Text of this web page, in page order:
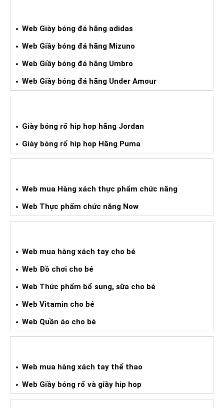
Web Giày bóng đá hãng adidas
Web Giầy bóng đá hãng Mizuno
Web Giầy bóng đá hãng Umbro
Web Giầy bóng đá hãng Under Amour
Giày bóng rổ hip hop hãng Jordan
Giày bóng rổ hip hop Hãng Puma
Web mua Hàng xách thực phẩm chức năng
Web Thực phẩm chức năng Now
Web mua hàng xách tay cho bé
Web Đồ chơi cho bé
Web Thức phẩm bổ sung, sữa cho bé
Web Vitamin cho bé
Web Quần áo cho bé
Web mua hàng xách tay thể thao
Web Giầy bóng rổ và giầy hip hop